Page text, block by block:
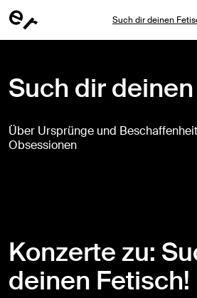
Such dir deinen
Such dir
Über Ursprünge und
Obsessionen
Konzerte zu:
deinen Fetisch!